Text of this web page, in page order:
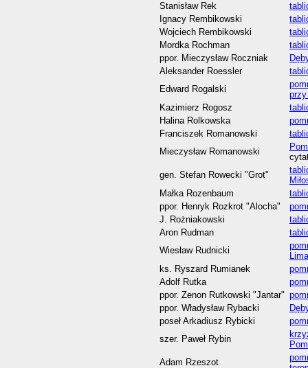
Stanisław Rek
Ignacy Rembikowski
Wojciech Rembikowski
Mordka Rochman
ppor. Mieczysław Roczniak
Aleksander Roessler
Edward Rogalski
Kazimierz Rogosz
Halina Rolkowska
Franciszek Romanowski
Mieczysław Romanowski
gen. Stefan Rowecki "Grot"
Małka Rozenbaum
ppor. Henryk Rozkrot "Alocha"
J. Rożniakowski
Aron Rudman
Wiesław Rudnicki
ks. Ryszard Rumianek
Adolf Rutka
ppor. Zenon Rutkowski "Jantar"
ppor. Władysław Rybacki
poseł Arkadiusz Rybicki
szer. Paweł Rybin
Adam Rzeszot